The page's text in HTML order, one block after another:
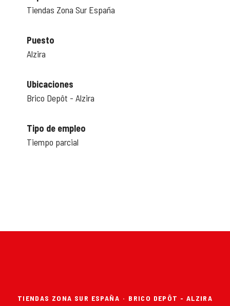
Tiendas Zona Sur España
Puesto
Alzira
Ubicaciones
Brico Depôt - Alzira
Tipo de empleo
Tiempo parcial
TIENDAS ZONA SUR ESPAÑA · BRICO DEPÔT - ALZIRA